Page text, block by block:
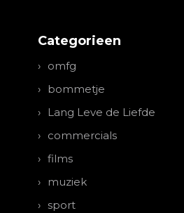
Categorieen
omfg
bommetje
Lang Leve de Liefde
commercials
films
muziek
sport